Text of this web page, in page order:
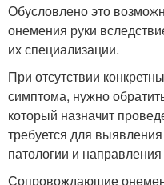
Обусловлено это
онемения руки
их специализации.
При отсутствии
симптома, нужно
который назначит
требуется для
патологии и
Сопровождающие